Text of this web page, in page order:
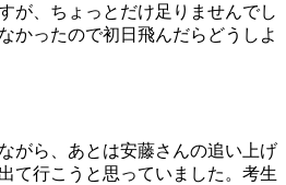
が、ちょっとだけ足りませんでし
かったので初日飛んだらどうしよ
がら、あとは安藤さんの追い上げ
て行こうと思っていました。考生